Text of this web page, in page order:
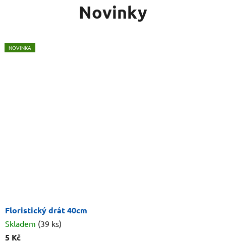
n
Novinky
NOVINKA
Floristický drát 40cm
Skladem (39 ks)
5 Kč
NOVINKA
NOVINKA
NOVINKA